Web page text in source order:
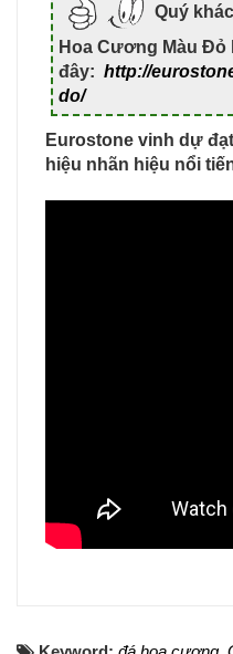
Quý
Hoa Cương Màu Đỏ
đây: http://
do/
Eurostone vinh dự
hiệu nhãn hiệu nổi